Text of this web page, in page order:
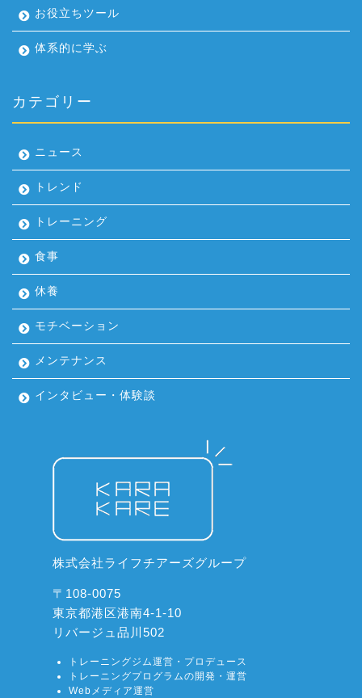
お役立ちツール
体系的に学ぶ
カテゴリー
ニュース
トレンド
トレーニング
食事
休養
モチベーション
メンテナンス
インタビュー・体験談
株式会社ライフチアーズグループ
〒108-0075
東京都港区港南4-1-10
リバージュ品川502
トレーニングジム運営・プロデュース
トレーニングプログラムの開発・運営
Webメディア運営